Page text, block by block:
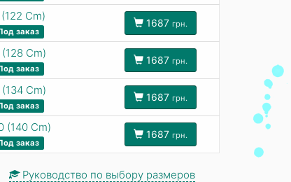
Cm)
заказ
1687 грн.
(128 Cm)
заказ
1687 грн.
(134 Cm)
заказ
1687 грн.
(140 Cm)
заказ
1687 грн.
Руководство по выбору размеров